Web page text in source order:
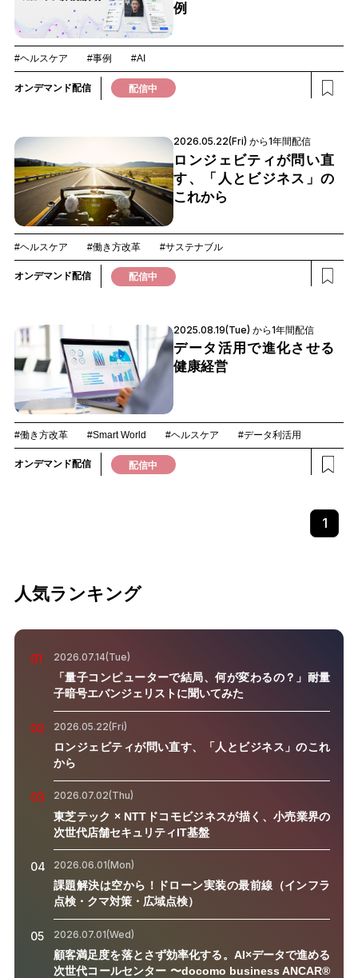
例
#ヘルスケア #事例 #AI
オンデマンド配信 配信中
2026.05.22(Fri) から1年間配信
ロンジェビティが問い直
す、「人とビジネス」の
これから
#ヘルスケア #働き方改革 #サステナブル
オンデマンド配信 配信中
2025.08.19(Tue) から1年間配信
データ活用で進化させる
健康経営
#働き方改革 #Smart World #ヘルスケア #データ利活用
オンデマンド配信 配信中
1
人気ランキング
01 2026.07.14(Tue)
「量子コンピューターで結局、何が変わるの？」耐量
子暗号エバンジェリストに聞いてみた
02 2026.05.22(Fri)
ロンジェビティが問い直す、「人とビジネス」のこれ
から
03 2026.07.02(Thu)
東芝テック × NTTドコモビジネスが描く、小売業界の
次世代店舗セキュリティIT基盤
04 2026.06.01(Mon)
課題解決は空から！ドローン実装の最前線（インフラ
点検・クマ対策・広域点検）
05 2026.07.01(Wed)
顧客満足度を落とさず効率化する。AI×データで進める
次世代コールセンター 〜docomo business ANCAR®